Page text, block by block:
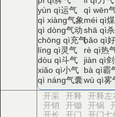
yùn qì运气 qì wēn
qì xiàng气象méi qì
qì dòng气动shā qì
chōng qì充气hǎo qì
líng qì灵气 rè qì热
dòu qì斗气 jiàn qì
xiǎo qì小气 bà qì霸
qì náng气囊wù qì雾
开采 开释 开释左
开销 开锄 开锅
开长 开门 开门七